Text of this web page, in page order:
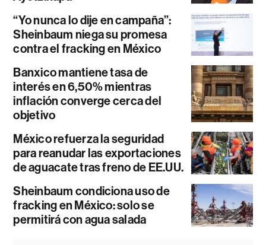
“Yo nunca lo dije en campaña”:
Sheinbaum niega su promesa
contra el fracking en México
Banxico mantiene tasa de
interés en 6,50% mientras
inflación converge cerca del
objetivo
México refuerza la seguridad
para reanudar las exportaciones
de aguacate tras freno de EE.UU.
Sheinbaum condiciona uso de
fracking en México: solo se
permitirá con agua salada